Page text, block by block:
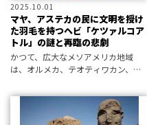
2025.10.01
マヤ、アステカの民に文明を授け
た羽毛を持つヘビ「ケツァルコア
トル」の謎と再臨の悲劇
かつて、広大なメソアメリカ地域
は、オルメカ、テオティワカン、マ
の発展を遂げた数多の文明が興亡を
繰り返す、一大文明圏であった。 そ
んな異なる文明間において、「羽毛